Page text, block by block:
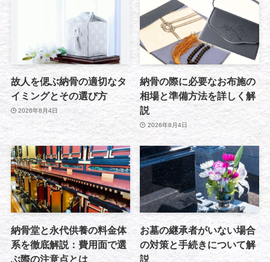
故人を偲ぶ納骨の適切なタ
イミングとその選び方
2026年8月4日
納骨の際に必要なお布施の
相場と準備方法を詳しく解
説
2026年8月4日
納骨堂と永代供養の料金体
系を徹底解説：費用面で選
ぶ際の注意点とは
お墓の継承者がいない場合
の対策と手続きについて解
説